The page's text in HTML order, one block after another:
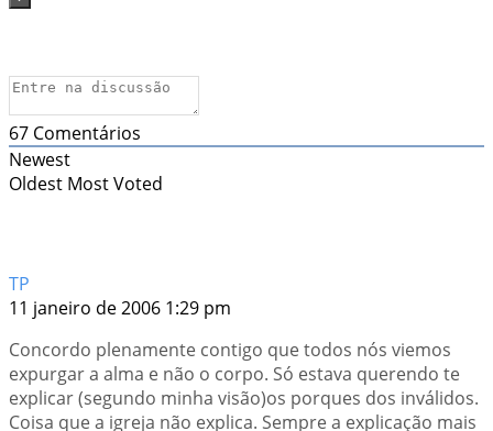
67 Comentários
Newest
Oldest Most Voted
TP
11 janeiro de 2006 1:29 pm
Concordo plenamente contigo que todos nós viemos
expurgar a alma e não o corpo. Só estava querendo te
explicar (segundo minha visão)os porques dos inválidos.
Coisa que a igreja não explica. Sempre a explicação mais